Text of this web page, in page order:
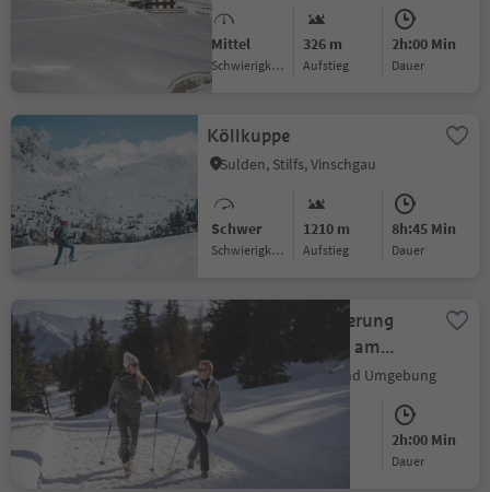
Mittel
Schwierigkeitsgrad
326 m
Aufstieg
2h:00 Min
Dauer
Köllkuppe
Sulden, Stilfs, Vinschgau
Schwer
Schwierigkeitsgrad
1210 m
Aufstieg
8h:45 Min
Dauer
Winterrundwanderung
zum Flaner Jöchl am
Rosskopf
Sterzing, Sterzing und Umgebung
Schwierigkeitsgrad
2h:00 Min
Dauer